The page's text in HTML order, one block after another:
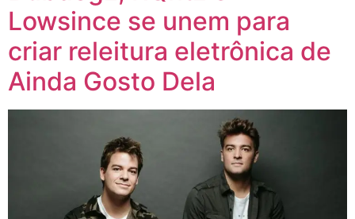
Lowsince se unem para
criar releitura eletrônica de
Ainda Gosto Dela